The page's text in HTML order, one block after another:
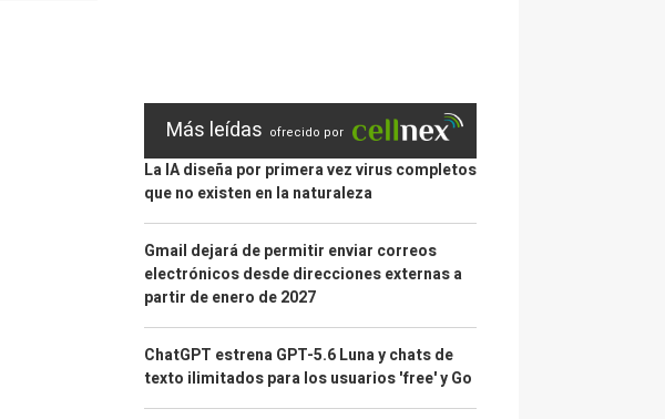
Más leídas ofrecido por
La IA diseña por primera vez virus completos
que no existen en la naturaleza
Gmail dejará de permitir enviar correos
electrónicos desde direcciones externas a
partir de enero de 2027
ChatGPT estrena GPT-5.6 Luna y chats de
texto ilimitados para los usuarios 'free' y Go